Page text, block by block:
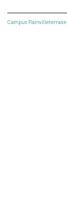
Campus